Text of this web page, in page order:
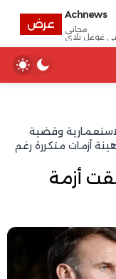
وقضية
أزمات متكررة رغم
أزمة
Achnews
مجانى
غوغل بلاي
عرض